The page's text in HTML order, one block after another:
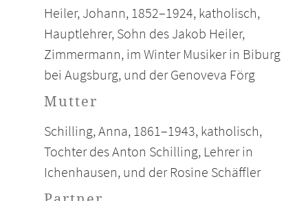
Heiler, Johann, 1852–1924, katholisch,
Hauptlehrer, Sohn des Jakob Heiler,
Zimmermann, im Winter Musiker in Biburg
bei Augsburg, und der Genoveva Förg
Mutter
Schilling, Anna, 1861–1943, katholisch,
Tochter des Anton Schilling, Lehrer in
Ichenhausen, und der Rosine Schäffler